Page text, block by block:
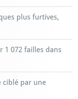
plus furtives,
1 072 failles dans
ciblé par une